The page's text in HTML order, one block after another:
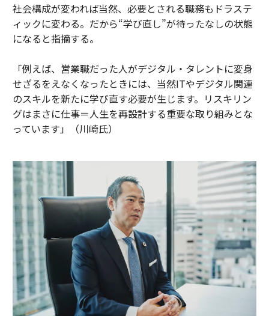
社会構成が変われば当然、必要とされる職務もドラステ
ィックに変わる。だから“学び直し”が待ったなしの状態
になると指摘する。
「例えば、営業職だった人がデジタル・タレントに変身
せざるをえなくなったときには、当然ITやデジタル関連
のスキルを新たに学び直す必要が生じます。リスキリン
グはまさに仕事＝人生を再設計する重要な取り組みとな
っています」（川崎氏）